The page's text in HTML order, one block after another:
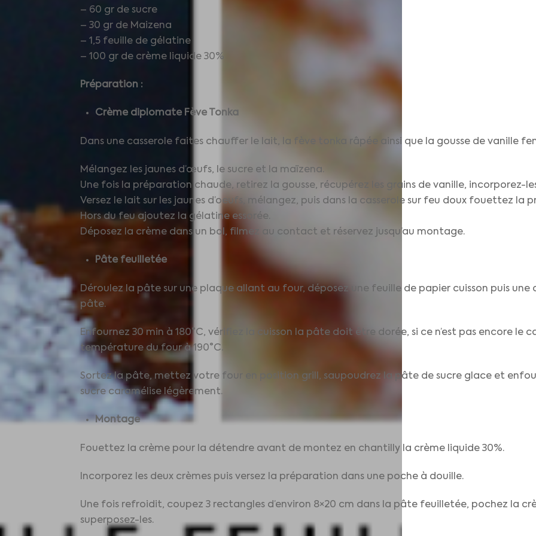
– 60 gr de sucre
– 30 gr de Maizena
– 1,5 feuille de gélatine
– 100 gr de crème liquide 30%
Préparation :
Crème diplomate Fève Tonka
Dans une casserole faites chauffer le lait, la fève tonka râpée ainsi que la gousse de vanille
Mélangez les jaunes d’œufs, le sucre et la maïzena.
Une fois la préparation chaude, retirez la gousse, récupérez les grains de vanille, incorporez-
Versez le lait sur les jaunes d’oeufs, mélangez, puis dans la casserole sur feu doux fouettez la
Hors du feu ajoutez la gélatine essorée.
Déposez la crème dans un bol, filmez au contact et réservez jusqu’au montage.
Pâte feuilletée
Déroulez la pâte sur une plaque allant au four, déposez une feuille de papier cuisson puis une
pâte.
Enfournez 30 min à 180°C, vérifiez la cuisson la pâte doit être dorée, si ce n’est pas encore le
température du four à 190°C.
Sortez la pâte, mettez votre four en position grill, saupoudrez la pâte de sucre glace et
sucre caramélise légèrement.
Montage
Fouettez la crème pour la détendre avant de montez en chantilly la crème liquide 30%.
Incorporez les deux crèmes puis versez la préparation dans une poche à douille.
Une fois refroidit, coupez 3 rectangles d’environ 8×20 cm dans la pâte feuilletée, pochez la
superposez-les.